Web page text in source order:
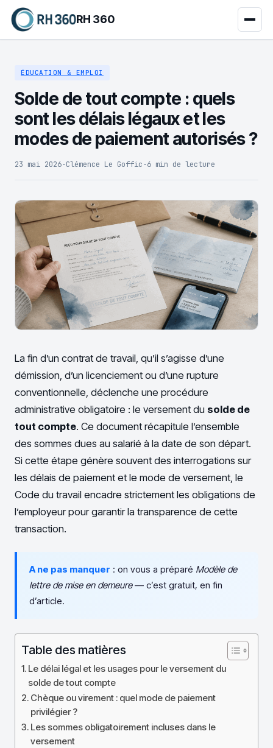
RH 360
ÉDUCATION & EMPLOI
Solde de tout compte : quels
sont les délais légaux et les
modes de paiement autorisés ?
23 mai 2026·Clémence Le Goffic ·6 min de lecture
La fin d’un contrat de travail, qu’il s’agisse d’une
démission, d’un licenciement ou d’une rupture
conventionnelle, déclenche une procédure
administrative obligatoire : le versement du solde de
tout compte. Ce document récapitule l’ensemble
des sommes dues au salarié à la date de son départ.
Si cette étape génère souvent des interrogations sur
les délais de paiement et le mode de versement, le
Code du travail encadre strictement les obligations de
l’employeur pour garantir la transparence de cette
transaction.
A ne pas manquer : on vous a préparé Modèle de
lettre de mise en demeure— c’est gratuit, en fin
d’article.
Table des matières
Le délai légal et les usages pour le versement du
solde de tout compte
Chèque ou virement : quel mode de paiement
privilégier ?
Les sommes obligatoirement incluses dans le
versement